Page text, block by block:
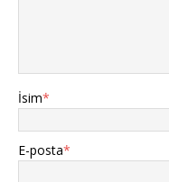
İsim*
E-posta*